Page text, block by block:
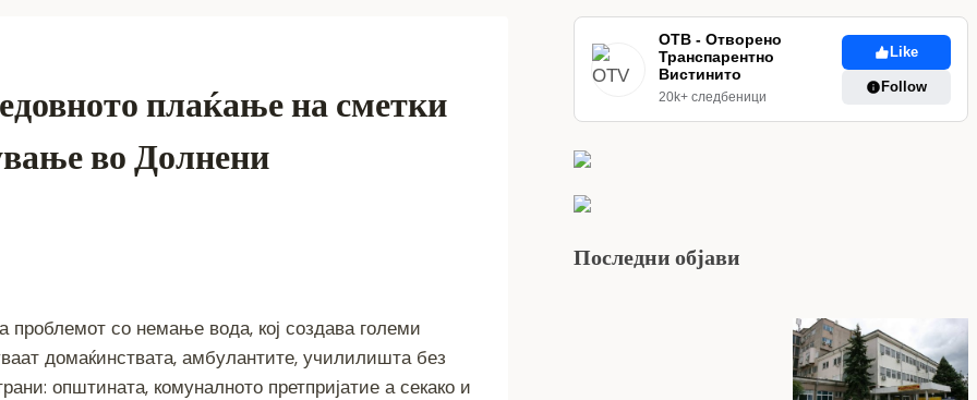
плаќање на сметки
во Долнени
со немање вода, кој создава големи
домаќинствата, амбулантите, училилишта без
општината, комуналното претпријатие а секако и
ОТВ - Отворено
Транспарентно
Вистинито
20k+ следбеници
Like
Follow
Последни објави